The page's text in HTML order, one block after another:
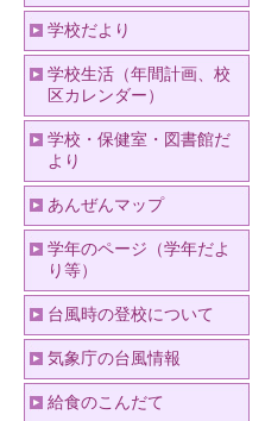
学校だより
学校生活（年間計画、校
区カレンダー）
学校・保健室・図書館だ
より
あんぜんマップ
学年のページ（学年だよ
り等）
台風時の登校について
気象庁の台風情報
給食のこんだて